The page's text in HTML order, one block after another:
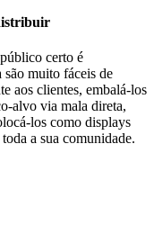
certo é
são muito fáceis de
aos clientes, embalá-los
alvo via mala direta,
los como displays
a sua comunidade.